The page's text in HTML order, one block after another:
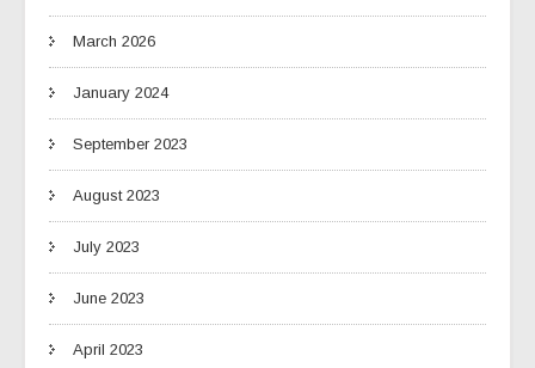
March 2026
January 2024
September 2023
August 2023
July 2023
June 2023
April 2023